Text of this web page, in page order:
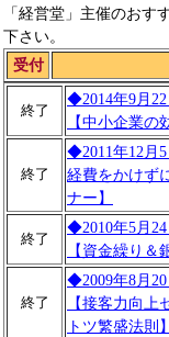
「経営堂」主催のお
下さい。
受付
終了
◆2014年9月
【中小企業
終了
◆2011年12月
経費をかけず
ナー】
終了
◆2010年5月
【資金繰り
終了
◆2009年8月
【接客力向
トツ繁盛法則